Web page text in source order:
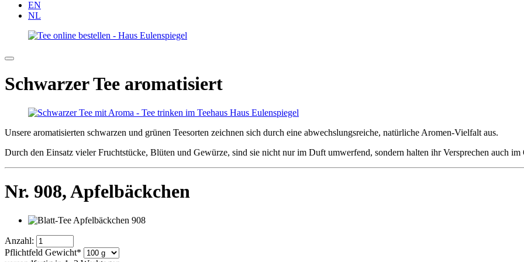
EN
NL
Schwarzer Tee aromatisiert
Unsere aromatisierten schwarzen und grünen Teesorten zeichnen sich durch eine abwechslungsreiche, natürliche Aromen-Vielfalt aus.
Durch den Einsatz vieler Fruchtstücke, Blüten und Gewürze, sind sie nicht nur im Duft umwerfend, sondern halten ihr Versprechen auch im
Nr. 908,Apfelbäckchen
Anzahl:
Pflichtfeld Gewicht*